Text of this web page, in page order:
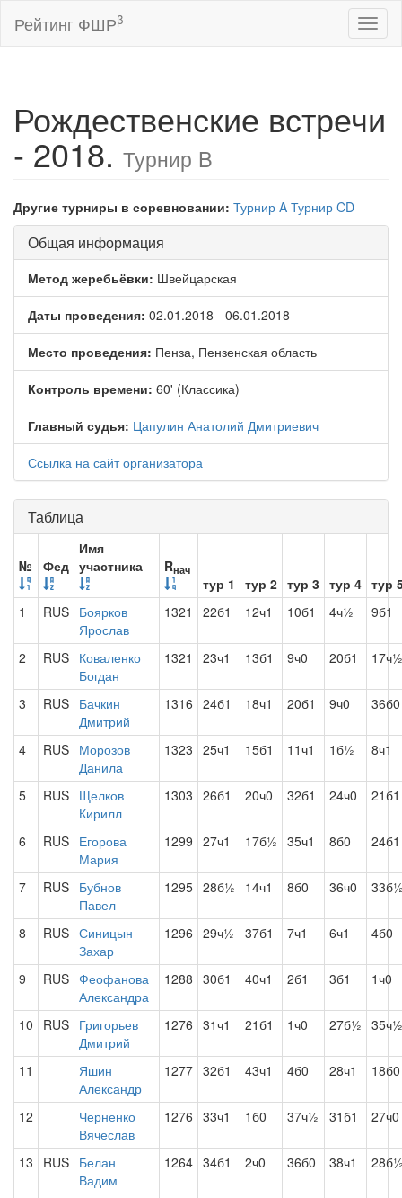
Рейтинг ФШРβ
Рождественские встречи
- 2018. Турнир B
Другие турниры в соревновании: Турнир A Турнир CD
Общая информация
Метод жеребьёвки: Швейцарская
Даты проведения: 02.01.2018 - 06.01.2018
Место проведения: Пенза, Пензенская область
Контроль времени: 60' (Классика)
Главный судья: Цапулин Анатолий Дмитриевич
Ссылка на сайт организатора
Таблица
№ Фед
Имя
участника
Rнач
тур 1 тур 2 тур 3 тур 4 тур
1
RUS Боярков
Ярослав
1321 22б1 12ч1 10б1 4ч½ 9б1
2 RUS Коваленко
Богдан
1321 23ч1 13б1 9ч0 20б1 17ч½
3 RUS Бачкин
Дмитрий
1316 24б1 18ч1 20б1 9ч0 36б0
4 RUS Морозов
Данила
1323 25ч1 15б1 11ч1 1б½ 8ч1
5 RUS Щелков
Кирилл
1303 26б1 20ч0 32б1 24ч0 21б1
6 RUS Егорова
Мария
1299 27ч1 17б½ 35ч1 8б0 24б1
7 RUS Бубнов
Павел
1295 28б½ 14ч1 8б0 36ч0
8 RUS Синицын
Захар
1296 29ч½ 37б1 7ч1 6ч1 4б0
9 RUS Феофанова
Александра
1288 30б1 40ч1 2б1 3б1 1ч0
10 RUS Григорьев
Дмитрий
1276 31ч1 21б1 1ч0 27б½ 35ч½
11
Яшин
Александр
1277 32б1 43ч1 4б0 28ч1 18б0
12
Черненко
Вячеслав
1276 33ч1 1б0 37ч½ 31б1 27ч0
13 RUS Белан
Вадим
1264 34б1 2ч0 36б0 38ч1